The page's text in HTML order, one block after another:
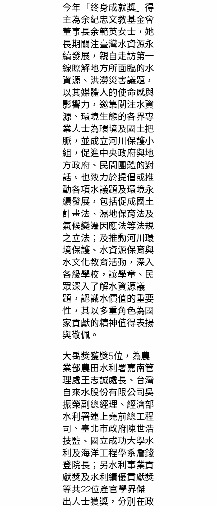
今年「終身成就獎」得
主為余紀忠文教基金會
董事長余範英女士，她
長期關注臺灣水資源永
續發展，親自走訪第一
線瞭解地方所面臨的水
資源、洪澇災害議題，
以其媒體人的使命感與
影響力，邀集關注水資
源、環境生態的各界專
業人士為環境及國土把
脈，並成立河川保護小
組，促進中央政府與地
方政府、民間團體的對
話。也致力於提倡或推
動各項水議題及環境永
續發展，包括促成國土
計畫法、濕地保育法及
氣候變遷因應法等法規
之立法；及推動河川環
境保護、水資源保育與
水文化教育活動，深入
各級學校，讓學童、民
眾深入了解水資源議
題，認識水價值的重要
性，其以多重角色為國
家貢獻的精神值得表揚
與敬佩。
大禹獎獲獎5位，為農
業部農田水利署嘉南管
理處王志誠處長、台灣
自來水股份有限公司吳
振榮副總經理、經濟部
水利署連上堯前總工程
司、臺北市政府陳世浩
技監、國立成功大學水
利及海洋工程學系詹錢
登院長；另水利事業貢
獻獎及水利績優貢獻獎
等共22位產官學界傑
出人士獲獎，分別在政